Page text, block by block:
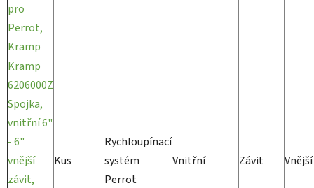
pro
Perrot,
Kramp
Kramp
6206000Z
Spojka,
vnitřní 6"
- 6"
vnější
závit,
Kus
Rychloupínací
systém
Perrot
Vnitřní Závit Vnější